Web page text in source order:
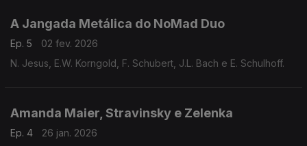
A Jangada Metálica do NoMad Duo
Ep. 5
02 fev. 2026
N. Jesus, E.W. Korngold, F. Schubert, J.L. Bach e E. Schulhoff.
Amanda Maier, Stravinsky e Zelenka
Ep. 4
26 jan. 2026